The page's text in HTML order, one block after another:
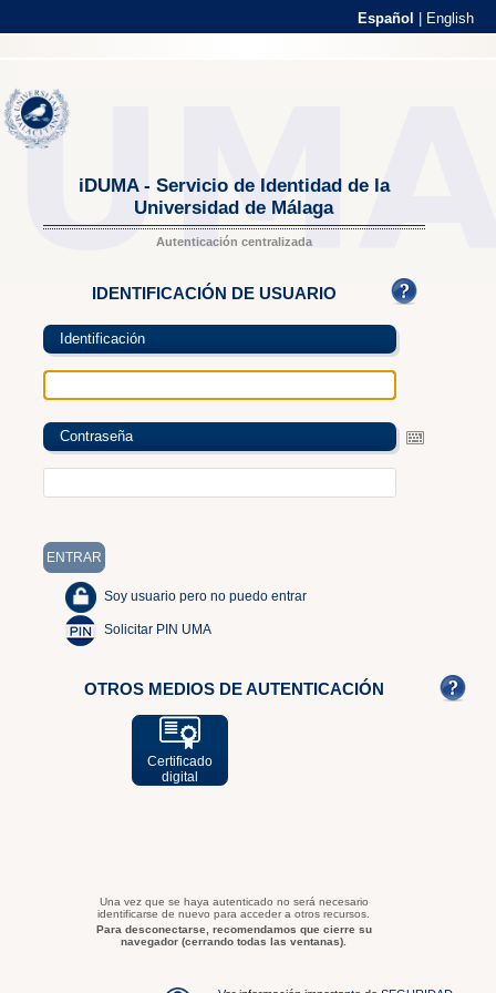
Español English
iDUMA - Servicio de Identidad de la
Universidad de Málaga
Autenticación centralizada
IDENTIFICACIÓN DE USUARIO
Identificación
Contraseña
Soy usuario pero no puedo entrar
Solicitar PIN UMA
OTROS MEDIOS DE AUTENTICACIÓN
Certificado
digital
Una vez que se haya autenticado no será necesario
identificarse de nuevo para acceder a otros recursos.
Para desconectarse, recomendamos que cierre su
navegador (cerrando todas las ventanas).